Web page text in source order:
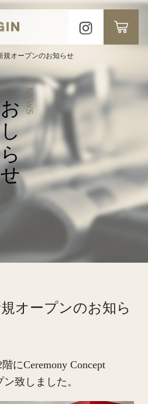
NEWS
おしらせ
オープンのお知らせ
オープンのお知ら
にCeremony Concept
致しました。